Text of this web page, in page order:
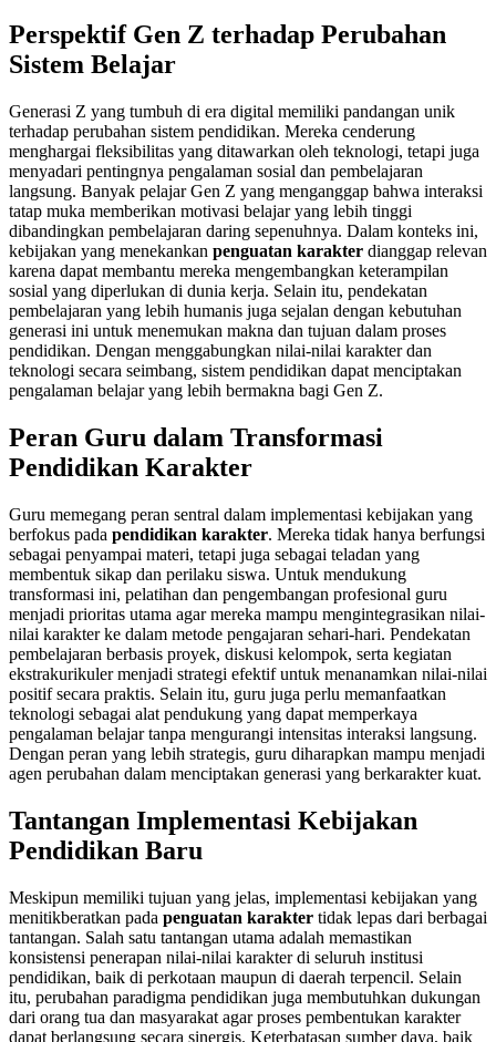
Perspektif Gen Z terhadap Perubahan
Sistem Belajar
Generasi Z yang tumbuh di era digital memiliki pandangan unik
terhadap perubahan sistem pendidikan. Mereka cenderung
menghargai fleksibilitas yang ditawarkan oleh teknologi, tetapi juga
menyadari pentingnya pengalaman sosial dan pembelajaran
langsung. Banyak pelajar Gen Z yang menganggap bahwa interaksi
tatap muka memberikan motivasi belajar yang lebih tinggi
dibandingkan pembelajaran daring sepenuhnya. Dalam konteks ini,
kebijakan yang menekankan penguatan karakter dianggap relevan
karena dapat membantu mereka mengembangkan keterampilan
sosial yang diperlukan di dunia kerja. Selain itu, pendekatan
pembelajaran yang lebih humanis juga sejalan dengan kebutuhan
generasi ini untuk menemukan makna dan tujuan dalam proses
pendidikan. Dengan menggabungkan nilai-nilai karakter dan
teknologi secara seimbang, sistem pendidikan dapat menciptakan
pengalaman belajar yang lebih bermakna bagi Gen Z.
Peran Guru dalam Transformasi
Pendidikan Karakter
Guru memegang peran sentral dalam implementasi kebijakan yang
berfokus pada pendidikan karakter. Mereka tidak hanya berfungsi
sebagai penyampai materi, tetapi juga sebagai teladan yang
membentuk sikap dan perilaku siswa. Untuk mendukung
transformasi ini, pelatihan dan pengembangan profesional guru
menjadi prioritas utama agar mereka mampu mengintegrasikan nilai-
nilai karakter ke dalam metode pengajaran sehari-hari. Pendekatan
pembelajaran berbasis proyek, diskusi kelompok, serta kegiatan
ekstrakurikuler menjadi strategi efektif untuk menanamkan nilai-nilai
positif secara praktis. Selain itu, guru juga perlu memanfaatkan
teknologi sebagai alat pendukung yang dapat memperkaya
pengalaman belajar tanpa mengurangi intensitas interaksi langsung.
Dengan peran yang lebih strategis, guru diharapkan mampu menjadi
agen perubahan dalam menciptakan generasi yang berkarakter kuat.
Tantangan Implementasi Kebijakan
Pendidikan Baru
Meskipun memiliki tujuan yang jelas, implementasi kebijakan yang
menitikberatkan pada penguatan karakter tidak lepas dari berbagai
tantangan. Salah satu tantangan utama adalah memastikan
konsistensi penerapan nilai-nilai karakter di seluruh institusi
pendidikan, baik di perkotaan maupun di daerah terpencil. Selain
itu, perubahan paradigma pendidikan juga membutuhkan dukungan
dari orang tua dan masyarakat agar proses pembentukan karakter
dapat berlangsung secara sinergis. Keterbatasan sumber daya, baik